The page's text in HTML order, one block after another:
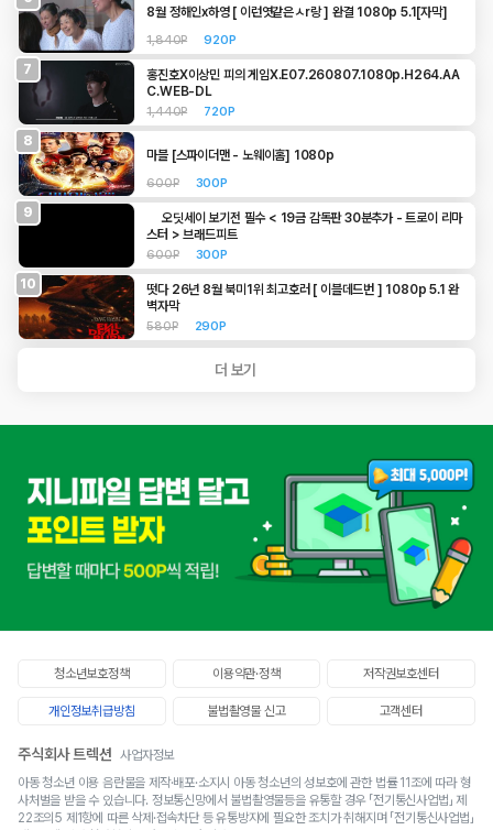
8월 정해인x하영 [ 이런엿같은ㅅr랑 ] 완결 1080p 5.1[자막]
1,840P 920P
7
홍진호X이상민 피의 게임X.E07.260807.1080p.H264.AA
C.WEB-DL
1,440P 720P
8
마블 [스파이더맨 - 노웨이홈] 1080p
600P 300P
9
오딧세이 보기전 필수 < 19금 감독판 30분추가 - 트로이 리마
스터 > 브래드피트
600P 300P
10
떳다 26년 8월 북미1위 최고호러 [ 이블데드번 ] 1080p 5.1 완
벽자막
580P 290P
청소년보호정책 이용약관·정책 저작권보호센터
개인정보취급방침 불법촬영물 신고 고객센터
주식회사 트렉션 사업자정보
726-81-03618 통신판매업 : 제 2024-서울금천-1962호 저작권·청소년·정보보호 책임자
: 대표 김동일(geniefilehelp@gmail.com) 고객센터 :1551-5772
아동 청소년 이용 음란물을 제작·배포·소지시 아동 청소년의 성보호에 관한 법률 11조에 따라 형
사처벌을 받을 수 있습니다. 정보통신망에서 불법촬영물등을 유통할 경우 「전기통신사업법」 제
22조의5 제1항에 따른 삭제·접속차단 등 유통방지에 필요한 조치가 취해지며 「전기통신사업법」